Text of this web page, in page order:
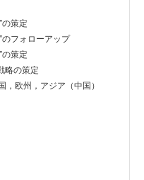
策定
フォローアップ
策定
の策定
欧州，アジア（中国）